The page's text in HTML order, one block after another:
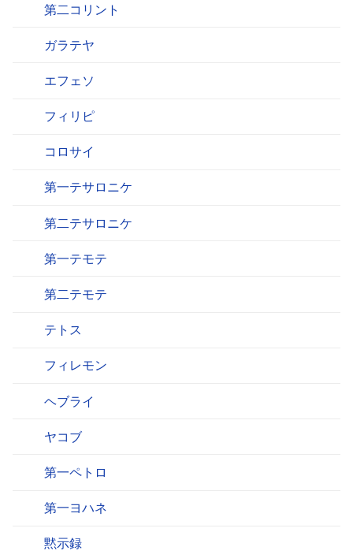
第二コリント
ガラテヤ
エフェソ
フィリピ
コロサイ
第一テサロニケ
第二テサロニケ
第一テモテ
第二テモテ
テトス
フィレモン
ヘブライ
ヤコブ
第一ペトロ
第一ヨハネ
黙示録